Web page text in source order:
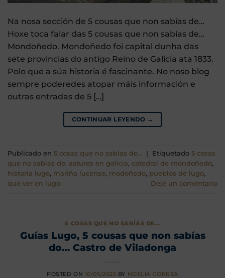
Na nosa sección de 5 cousas que non sabías de…
Hoxe toca falar das 5 cousas que non sabías de…
Mondoñedo. Mondoñedo foi capital dunha das
sete provincias do antigo Reino de Galicia ata 1833.
Polo que a súa historia é fascinante. No noso blog
sempre poderedes atopar máis información e
outras entradas de 5 […]
CONTINUAR LEYENDO →
Publicado en 5 cosas que no sabías de... Etiquetado 5 cosas
que no sabias de, astures en galicia, catedral de mondoñedo,
historia lugo, mariña lucense, modoñedo, pueblos de lugo,
que ver en lugo
Deje un comentario
5 COSAS QUE NO SABÍAS DE...
Guías Lugo, 5 cousas que non sabías
do… Castro de Viladonga
POSTED ON 10/05/2025 BY NOELIA CORREA